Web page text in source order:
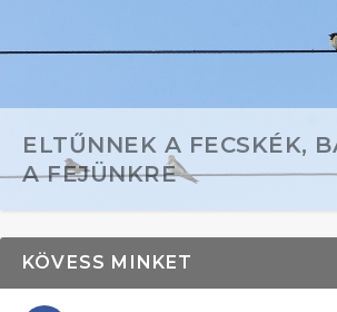
ELTŰNNEK A FECSKÉK,
A FEJÜNKRE
KÖVESS MINKET